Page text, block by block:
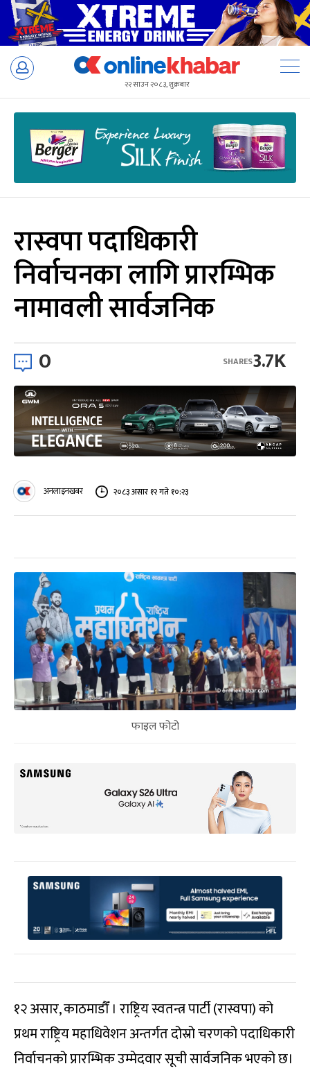
Skip
२२ साउन २०८३, शुक्रबार
रास्वपा पदाधिकारी
निर्वाचनका लागि प्रारम्भिक
नामावली सार्वजनिक
0 3.7K
SHARES
अनलाइनखबर २०८३ असार १२ गते १०:२३
फाइल फोटो
१२ असार, काठमाडौँ । राष्ट्रिय स्वतन्त्र पार्टी (रास्वपा) को
प्रथम राष्ट्रिय महाधिवेशन अन्तर्गत दोस्रो चरणको पदाधिकारी
निर्वाचनको प्रारम्भिक उम्मेदवार सूची सार्वजनिक भएको छ।